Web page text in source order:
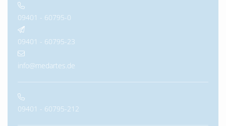
09401 - 60795-0
09401 - 60795-23
info@medartes.de
09401 - 60795-212